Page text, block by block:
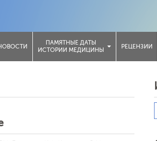
ПАМЯТНЫЕ ДАТЫ
ИСТОРИИ МЕДИЦИНЫ
РЕЦЕНЗИИ